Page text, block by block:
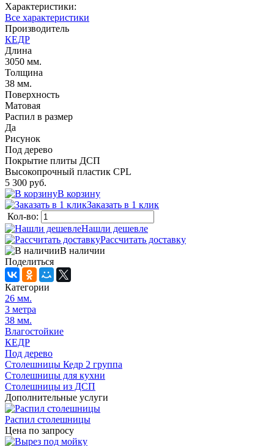
Характеристики:
се характеристики
Производитель
КЕДР
Длина
3050 мм.
Толщина
38 мм.
Поверхность
Матовая
Распил в размер
Да
Рисунок
Под дерево
Покрытие плиты ДСП
ысокопрочный пластик CPL
5 300 руб.
корзину
Заказать в 1 клик
Кол-во:
Нашли дешевле
Рассчитать доставку
наличии
Поделиться
Категории
26 мм.
3 метра
38 мм.
лагостойкие
КЕДР
Под дерево
Столешницы Кедр 2 группа
Столешницы для кухни
Столешницы из ДСП
Дополнительные услуги
Распил столешницы
Цена по запросу